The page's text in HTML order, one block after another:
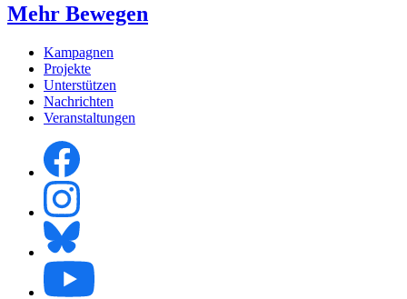
Mehr Bewegen
Kampagnen
Projekte
Unterstützen
Nachrichten
Veranstaltungen